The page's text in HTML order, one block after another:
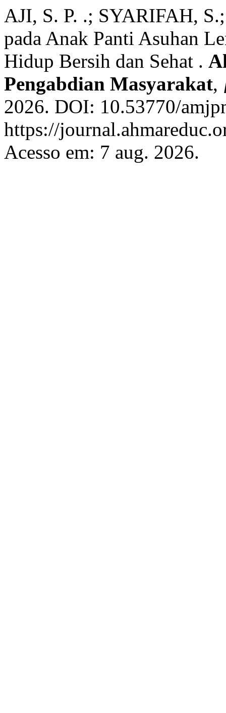
AJI, S. P. .; SYARIFAH,
pada Anak Panti Asuhan
Hidup Bersih dan Sehat .
Pengabdian Masyarakat,
2026. DOI: 10.53770/
https://
Acesso em: 7 aug. 2026.